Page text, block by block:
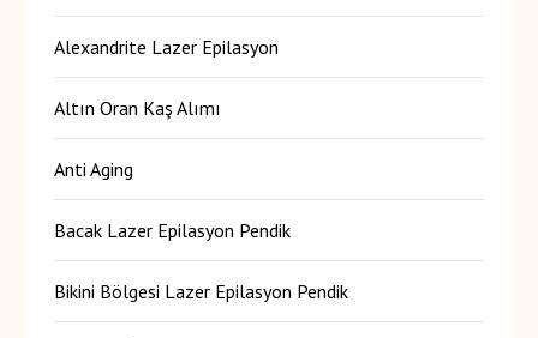
Alexandrite Lazer Epilasyon
Altın Oran Kaş Alımı
Anti Aging
Bacak Lazer Epilasyon Pendik
Bikini Bölgesi Lazer Epilasyon Pendik